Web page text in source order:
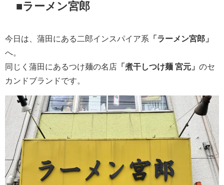
■ラーメン宮郎
今日は、蒲田にある二郎インスパイア系 「ラーメン宮郎」
へ。
同じく蒲田にあるつけ麺の名店 「煮干しつけ麺 宮元」 のセ
カンドブランドです。